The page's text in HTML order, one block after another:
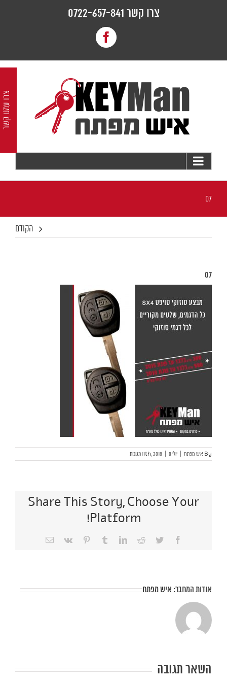
צרו קשר 0722-657-841
Facebook
07
הקודם
07
By איש מפתח יולי 11th, 20180 תגובות
Share This Story, Choose Your
Platform!
Facebook
Twitter
Reddit
LinkedIn
Tumblr
Pinterest
Vk
כתובת
אודות המחבר: איש מפתח
השאר תגובה
צרו עמנו קשר